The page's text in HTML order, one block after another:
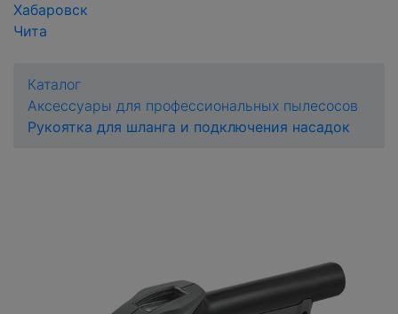
Хабаровск
Чита
Каталог
Аксессуары для профессиональных пылесосов
Рукоятка для шланга и подключения насадок